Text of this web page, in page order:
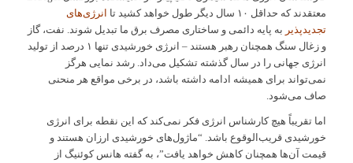
معتقدند که حداقل ۱۰ سال دیگر طول خواهد کشید تا
انرژی‌های
تجدیدپذیر به پایه دائمی و ساختاری مصرف برق ما تبدیل شوند. نفت، گاز
و زغال سنگ همچنان رهبر هستند – انرژی خورشیدی تنها ۱ درصد از تولید
انرژی جهانی را در سال گذشته تشکیل می‌داد. رشد نمایی هرگز
نمی‌تواند برای همیشه ادامه داشته باشد، در برخی مواقع هر منحنی
صاف می‌شود.
اما تقریباً هیچ کارشناس انرژی فکر نمی‌کند که این نقطه برای انرژی
خورشیدی قریب‌الوقوع باشد. “ماژول‌های خورشیدی ارزان هستند و
قیمت آن‌ها همچنان کاهش خواهد یافت”، به گفته هانس کوئنیگ از